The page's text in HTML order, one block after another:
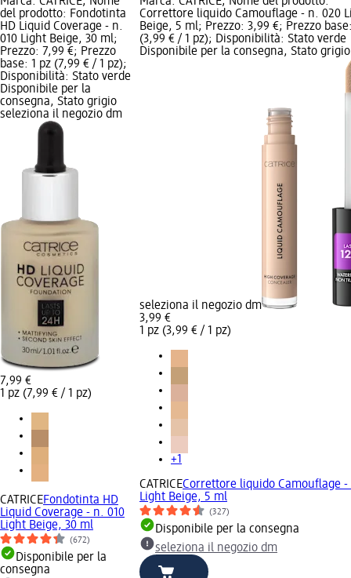
del prodotto: Fondotinta
HD Liquid Coverage - n.
010 Light Beige, 30 ml;
Prezzo: 7,99 €; Prezzo
base: 1 pz (7,99 € / 1 pz);
Disponibilità: Stato verde
Disponibile per la
consegna, Stato grigio
seleziona il negozio dm
7,99 €
1 pz (7,99 € / 1 pz)
CATRICEFondotinta HD
Liquid Coverage - n. 010
Light Beige, 30 ml
(672)
Disponibile per la
consegna
Correttore liquido Camouflage - n. 020
Beige, 5 ml; Prezzo: 3,99 €; Prezzo
(3,99 € / 1 pz); Disponibilità: Stato verde
Disponibile per la consegna, Stato grigio
seleziona il negozio dm
3,99 €
1 pz (3,99 € / 1 pz)
+1
CATRICECorrettore liquido Camouflage -
Light Beige, 5 ml
(327)
Disponibile per la consegna
seleziona il negozio dm